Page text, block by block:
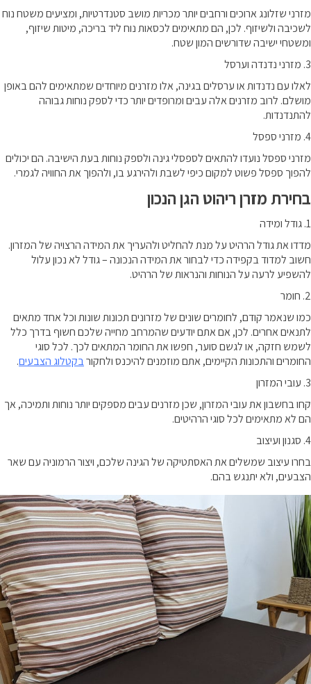
מזרני שזלונג ארוכים ורחבים יותר מכריות מושב סטנדרטיות, ומציעים משטח נוח
לשכיבה ולשיזוף. לכן, הם מתאימים לכסאות נוח ליד בריכה, מיטות שיזוף,
ומשטחי ישיבה שדורשים המון שטח.
3. מזרני נדנדה וערסל
לאלו עם נדנדות או ערסלים בגינה, אלו מזרנים מיוחדים שמתאימים להם באופן
מושלם. לרוב מזרנים אלה עבים ומרופדים יותר כדי לספק נוחות גבוהה
להתנדנדות.
4. מזרני ספסל
מזרני ספסל נועדו להתאים לספסלי גינה ולספק נוחות בעת הישיבה. הם יכולים
להפוך ספסל פשוט למקום כיפי לשבת ולהירגע בו, ולהפוך את החוויה לגמרי.
בחירת מזרן ריהוט הגן הנכון
1. גודל ומידה
מדדו את גודל הרהיט על מנת להחליט ולהעריך את המידה הרצויה של המזרון.
חשוב למדוד בקפידה כדי לבחור את המידה הנכונה – גודל לא נכון עלול
להשפיע לרעה על הנוחות והנראות של הרהיט.
2. חומר
כמו שנאמר קודם, לחומרים שונים של מזרונים תכונות שונות וכל אחד מתאים
לתנאים אחרים. לכן, אם אתם יודעים שהמרחב מחייה שלכם חשוף בדרך כלל
לשמש חזקה, או לגשם סוער, חפשו את החומר המתאים לכך. לכל סוגי
החומרים והתכונות הקיימים, אתם מוזמנים להיכנס ולחקורבקטלוג הצבעים.
3. עובי המזרון
קחו בחשבון את עובי המזרון, שכן מזרנים עבים מספקים יותר נוחות ותמיכה, אך
הם לא מתאימים לכל סוגי הרהיטים.
4. סגנון ועיצוב
בחרו עיצוב שמשלים את האסתטיקה של הגינה שלכם, ויצור הרמוניה עם שאר
הצבעים, ולא יתנגש בהם.